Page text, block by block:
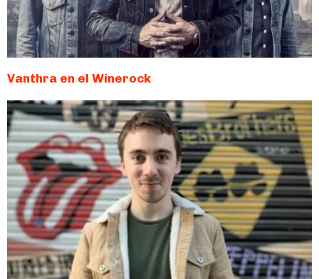
Vanthra en el Winerock